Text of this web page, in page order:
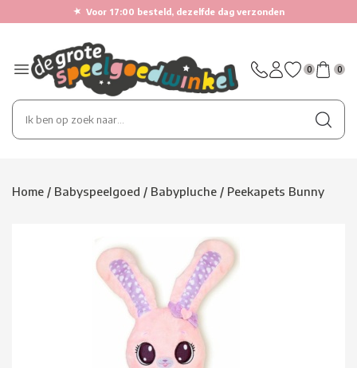
★ Voor 17:00 besteld, dezelfde dag verzonden
0 0
Home / Babyspeelgoed / Babypluche / Peekapets Bunny